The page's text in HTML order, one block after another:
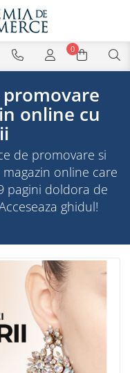
0
promovare
online cu
de promovare si
online care
pagini doldora de
ghidul!